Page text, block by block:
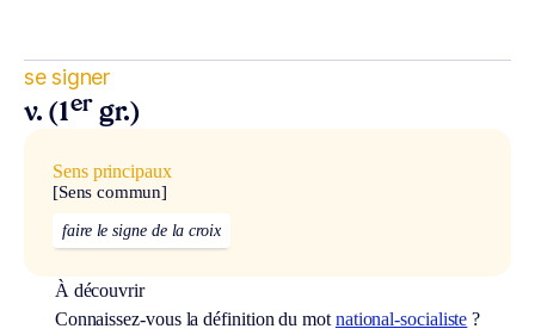
se signer
v. (1er gr.)
Sens principaux
[Sens commun]
faire le signe de la croix
À découvrir
Connaissez-vous la définition du mot national-socialiste ?